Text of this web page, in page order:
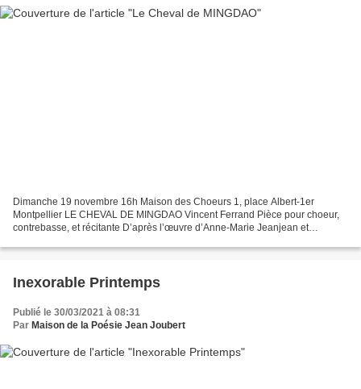
Dimanche 19 novembre 16h Maison des Choeurs 1, place Albert-1er
Montpellier LE CHEVAL DE MINGDAO Vincent Ferrand Pièce pour choeur,
contrebasse, et récitante D’après l’œuvre d’Anne-Marie Jeanjean et
Inexorable Printemps
Publié le 30/03/2021 à 08:31
Par Maison de la Poésie Jean Joubert